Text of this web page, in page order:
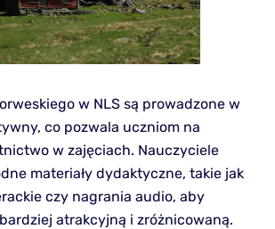
w NLS są prowadzone w
co pozwala uczniom na
w zajęciach. Nauczyciele
materiały dydaktyczne, takie jak
czy nagrania audio, aby
atrakcyjną i zróżnicowaną.